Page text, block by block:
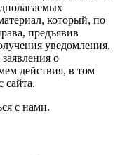
который, по
предъявив
уведомления,
о
действия, в том
сайта.
с нами.